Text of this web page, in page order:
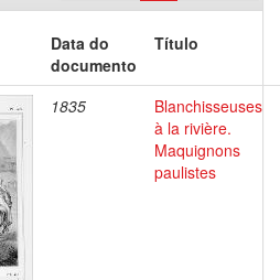
Data do
documento
Título
1835
Blanchisseuses
à la rivière.
Maquignons
paulistes